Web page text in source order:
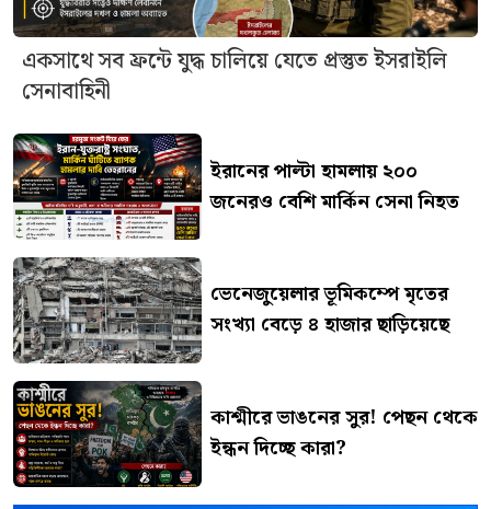
একসাথে সব ফ্রন্টে যুদ্ধ চালিয়ে যেতে প্রস্তুত ইসরাইলি
সেনাবাহিনী
ইরানের পাল্টা হামলায় ২০০
জনেরও বেশি মার্কিন সেনা নিহত
ভেনেজুয়েলার ভূমিকম্পে মৃতের
সংখ্যা বেড়ে ৪ হাজার ছাড়িয়েছে
কাশ্মীরে ভাঙনের সুর! পেছন থেকে
ইন্ধন দিচ্ছে কারা?